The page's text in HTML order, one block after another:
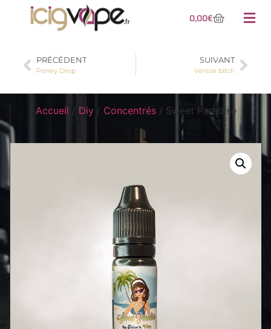
0,00€
PRÉCÉDENT
Poney Drop
SUIVANT
Venice bitch
Accueil / Diy/ Concentrés/ Sweet Paradise